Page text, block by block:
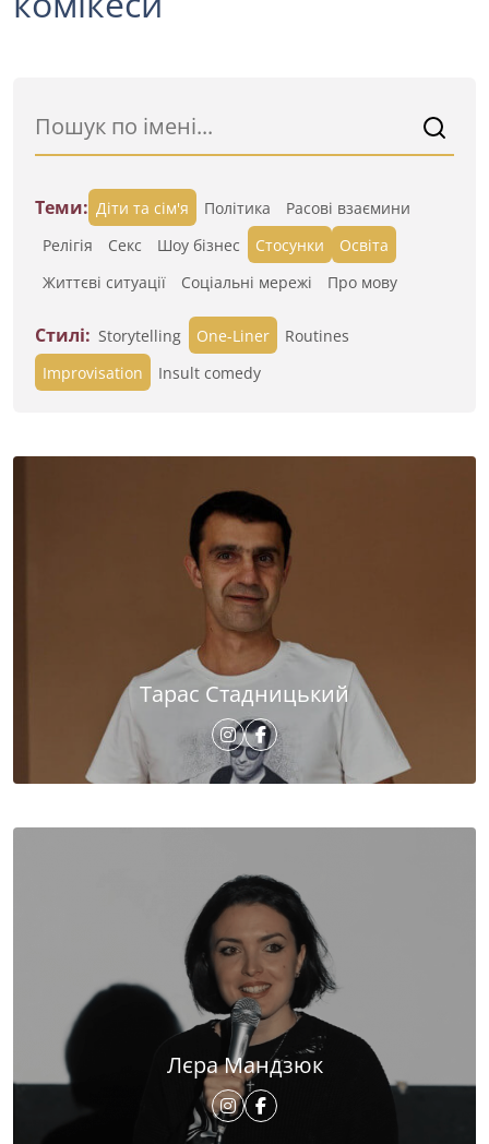
Теми: Діти та сім'я Політика
Расові взаємини
Релігія
Секс Шоу бізнес Стосунки
Освіта
Життєві ситуації
Cоціальні мережі Про мову
Стилі: Storytelling One-Liner
Routines
Improvisation
Insult comedy
Тарас Стадницький
Лєра Мандзюк